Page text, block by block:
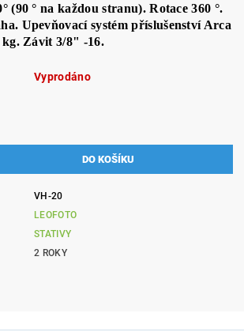
(90 ° na každou stranu). Rotace 360 °.
Upevňovací systém příslušenství Arca
kg. Závit 3/8" -16.
Vyprodáno
VH-20
LEOFOTO
STATIVY
2 ROKY